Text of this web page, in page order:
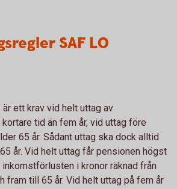
SAF LO
ett krav vid helt uttag av
tid än fem år, vid uttag före
65 år. Sådant uttag ska dock alltid
år. Vid helt uttag får pensionen högst
i kronor räknad från
fram till 65 år. Vid helt uttag på fem år